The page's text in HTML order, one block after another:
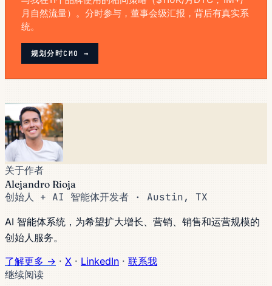
月自然流量）。分时参与，董事会级汇报，背后有真实系
统。
规划分时CMO →
关于作者
Alejandro Rioja
创始人 + AI 智能体开发者 · Austin, TX
AI 智能体系统，为希望扩大增长、营销、销售和运营规模的
创始人服务。
了解更多 → · X · LinkedIn · 联系我
继续阅读